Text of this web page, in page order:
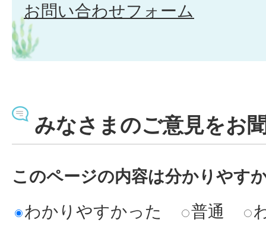
お問い合わせフォーム
みなさまのご意見をお
このページの内容は分かりやす
わかりやすかった
普通